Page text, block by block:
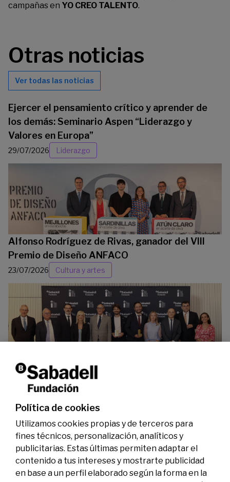
campañas en YO CREO TALENTO.
Otras noticias
Ver todas las noticias
Ejercer el pensamiento crítico y aprender de
los demás: Seminario Aspen “Liderazgo y
Valores en Europa”
29/07/2026 Liderazgo
Alfonso Rodríguez de Rivas, ganador del VIII
Premio de Diseño ANFACO
23/07/2026 Cultura y artes
La Fundación Banco Sabadell reconoce a dos
investigadores en los ámbitos de la edición del
genoma y la energía limpia
07/07/2026 Premios
Política de cookies
Utilizamos cookies propias y de terceros para
fines técnicos, personalización, analíticos y
publicitarias. Estas últimas permiten adaptar el
contenido a tus intereses y mostrarte publicidad
en base a un perfil elaborado según la forma en la